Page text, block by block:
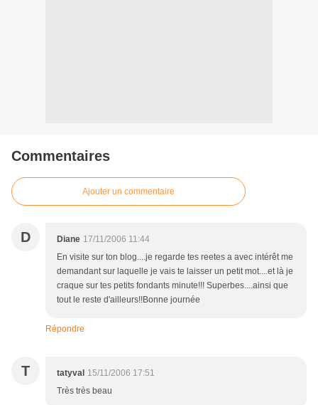
Commentaires
Ajouter un commentaire
D Diane 17/11/2006 11:44
En visite sur ton blog....je regarde tes reetes a avec intérêt me
demandant sur laquelle je vais te laisser un petit mot....et là je
craque sur tes petits fondants minute!!! Superbes....ainsi que
tout le reste d'ailleurs!!Bonne journée
Répondre
T tatyval 15/11/2006 17:51
Très très beau